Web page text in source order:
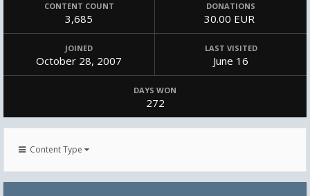
CONTENT COUNT
3,685
DONATIONS
30.00 EUR
JOINED
October 28, 2007
LAST VISITED
June 16
DAYS WON
272
Content Type